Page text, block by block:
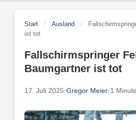
Start / Ausland /
ist tot
Fallschirmspringer
Baumgartner ist tot
17. Juli 2025•Gregor Meier•1 Minute